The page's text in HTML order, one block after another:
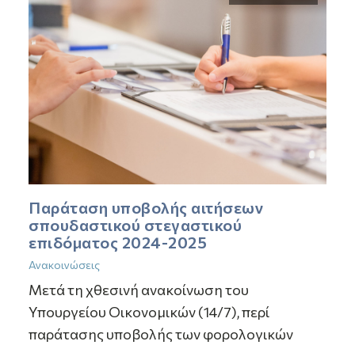
Παράταση υποβολής αιτήσεων
σπουδαστικού στεγαστικού
επιδόματος 2024-2025
Ανακοινώσεις
Μετά τη χθεσινή ανακοίνωση του
Υπουργείου Οικονομικών (14/7), περί
παράτασης υποβολής των φορολογικών